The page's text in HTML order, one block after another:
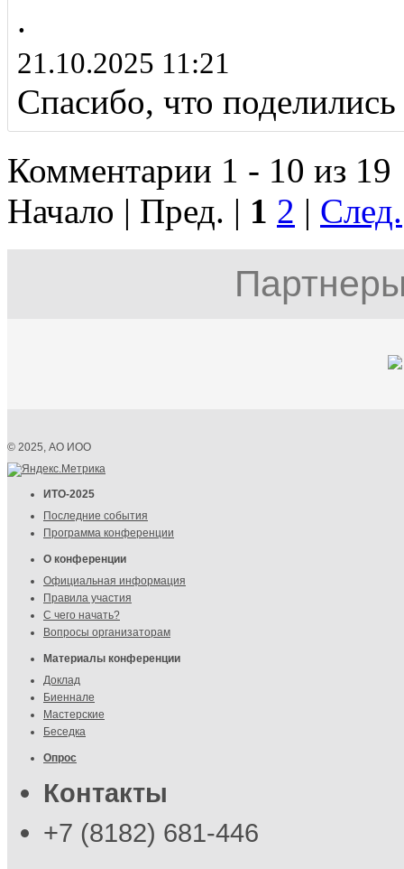
.
21.10.2025 11:21
Спасибо, что
Комментарии 1 - 10 из 19
Начало | Пред. | 1 2 | След.
© 2025, АО ИОО
ИТО-2025
Последние события
Программа конференции
О конференции
Официальная информация
Правила участия
С чего начать?
Вопросы организаторам
Материалы конференции
Доклад
Биеннале
Мастерские
Беседка
Опрос
Контакты
+7 (8182) 681-446